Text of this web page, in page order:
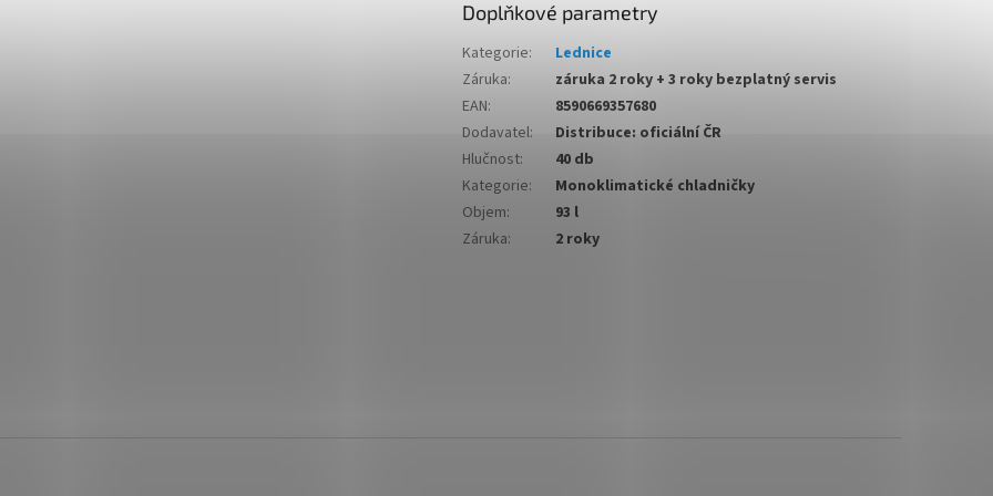
Doplňkové parametry
Kategorie:
Lednice
Záruka:
záruka 2 roky + 3 roky bezplatný servis
EAN:
8590669357680
Dodavatel:
Distribuce: oficiální ČR
Hlučnost:
40 db
Kategorie:
Monoklimatické chladničky
Objem:
93 l
Záruka: 2 roky